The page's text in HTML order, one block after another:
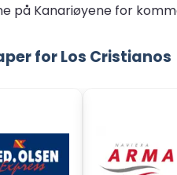
på Kanariøyene for
for Los Cristianos